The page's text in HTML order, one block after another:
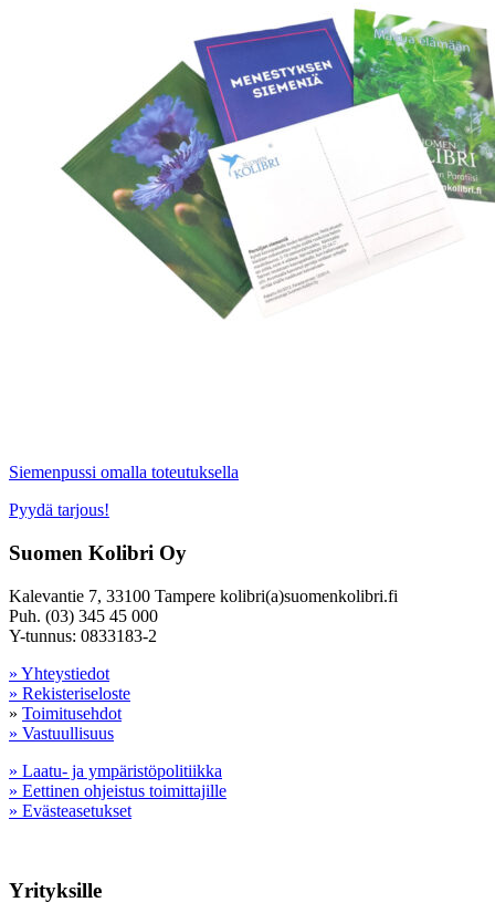
Siemenpussi omalla toteutuksella
Pyydä tarjous!
Suomen Kolibri Oy
Kalevantie 7, 33100 Tampere kolibri(a)suomenkolibri.fi
Puh. (03) 345 45 000
Y-tunnus: 0833183-2
» Yhteystiedot
» Rekisteriseloste
» Toimitusehdot
» Vastuullisuus
» Laatu- ja ympäristöpolitiikka
» Eettinen ohjeistus toimittajille
» Evästeasetukset
Yrityksille